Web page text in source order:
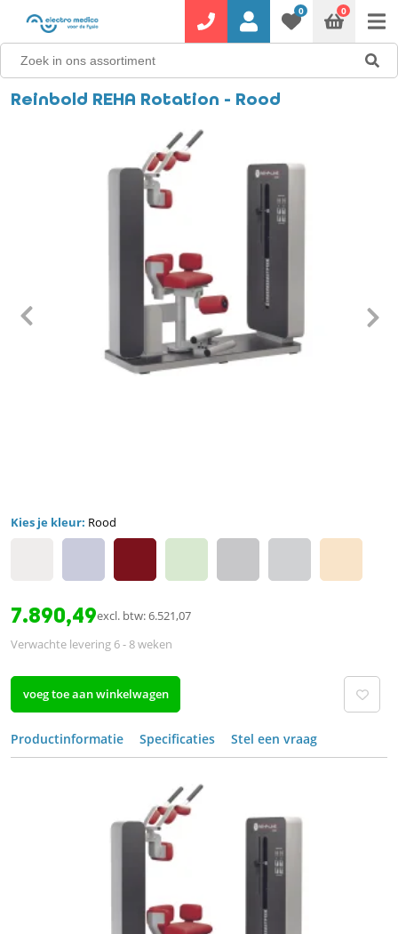
0 0
Reinbold REHA Rotation - Rood
Kies je kleur: Rood
7.890,49excl. btw: 6.521,07
Verwachte levering 6 - 8 weken
voeg toe aan winkelwagen
Productinformatie Specificaties Stel een vraag